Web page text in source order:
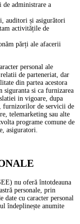
administrare a
auditori și asigurători
activitățile de
părți ale afacerii
personal ale
de parteneriat, dar
din partea acestora
siguranta si ca furnizarea
in vigoare, dupa
furnizorilor de servicii de
telemarketing sau alte
programe comune de
asiguratori.
nu oferă întotdeauna
personale, prin
date cu caracter personal
îndeplinește anumite